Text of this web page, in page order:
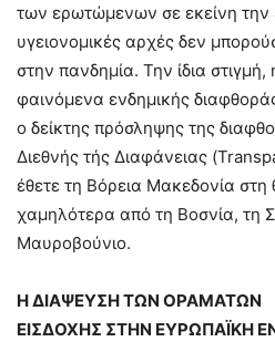
των ερωτώμενων σε εκείνη την
υγειονομικές αρχές δεν
στην πανδημία. Την ίδια
φαινόμενα ενδημικής
ο δείκτης πρόσληψης της
Διεθνής τής Διαφάνειας
έθετε τη Βόρεια Μακεδονία
χαμηλότερα από τη Βοσνία, τη
Μαυροβούνιο.
Η ΔΙΑΨΕΥΣΗ ΤΩΝ ΟΡΑΜΑΤΩΝ
ΕΙΣΔΟΧΗΣ ΣΤΗΝ ΕΥΡΩΠΑΪΚΗ